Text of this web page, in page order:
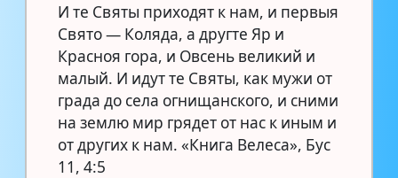
И те Святы приходят к нам, и первыя
Свято — Коляда, а другте Яр и
Красноя гора, и Овсень великий и
малый. И идут те Святы, как мужи от
града до села огнищанского, и сними
на землю мир грядет от нас к иным и
от других к нам. «Книга Велеса», Бус
11, 4:5